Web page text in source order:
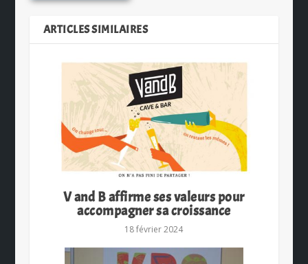
ARTICLES SIMILAIRES
V and B affirme ses valeurs pour
accompagner sa croissance
18 février 2024